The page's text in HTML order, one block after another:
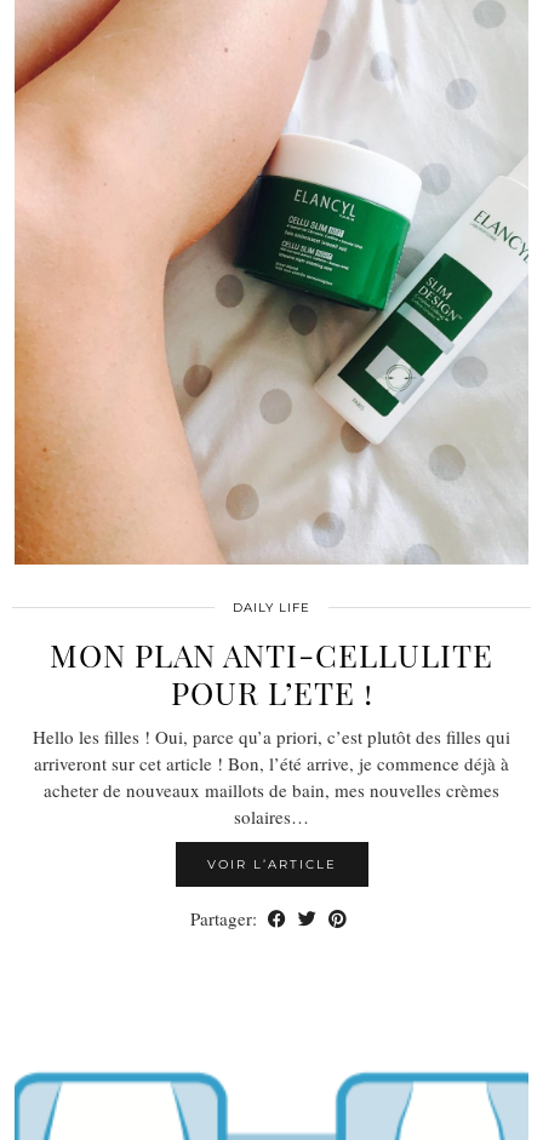
DAILY LIFE
MON PLAN ANTI-CELLULITE
POUR L’ETE !
Hello les filles ! Oui, parce qu’a priori, c’est plutôt des filles qui
arriveront sur cet article ! Bon, l’été arrive, je commence déjà à
acheter de nouveaux maillots de bain, mes nouvelles crèmes
solaires…
VOIR L’ARTICLE
Partager: